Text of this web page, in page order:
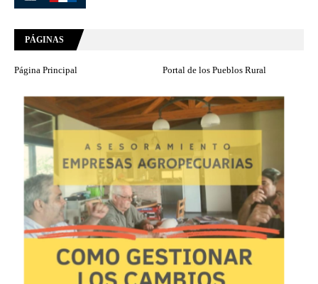
PÁGINAS
Página Principal Portal de los Pueblos Rural